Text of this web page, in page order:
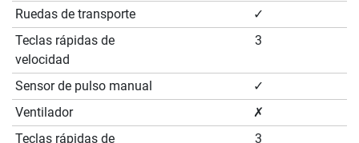
Ruedas de transporte
✓
Teclas rápidas de
velocidad
3
Sensor de pulso manual
✓
Ventilador
✗
Teclas rápidas de
3